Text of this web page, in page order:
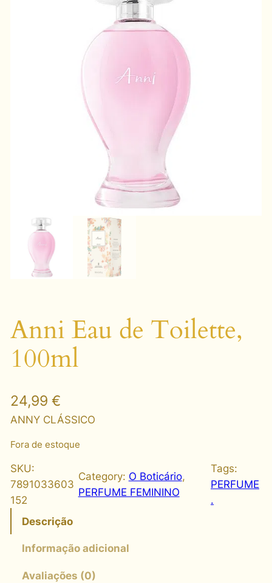
Anni Eau de Toilette,
100ml
24,99 €
ANNY CLÁSSICO
Fora de estoque
SKU:
7891033603
152
Category: O Boticário
PERFUME FEMININO
Tags:
PERFUME
.
Descrição
Informação adicional
Avaliações (0)